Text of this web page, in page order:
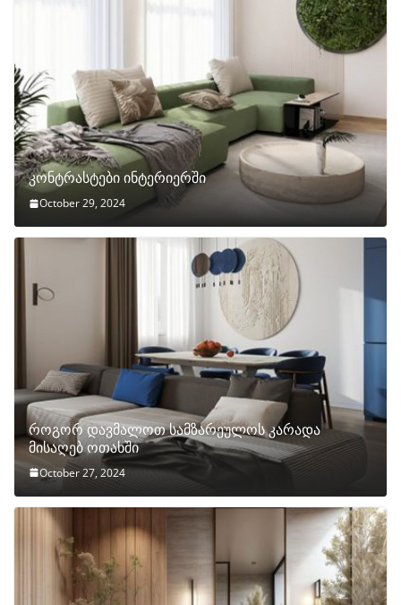
კონტრასტები ინტერიერში
October 29, 2024
როგორ დავმალოთ სამზარეულოს კარადა
მისაღებ ოთახში
October 27, 2024